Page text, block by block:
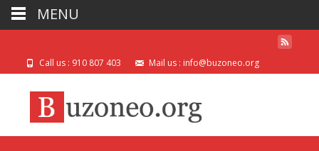
Call us : 910 807 403 Mail us : info@buzoneo.org
MENU